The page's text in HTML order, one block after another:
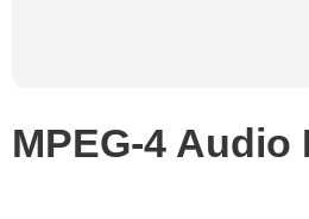
MPEG-4 Audio